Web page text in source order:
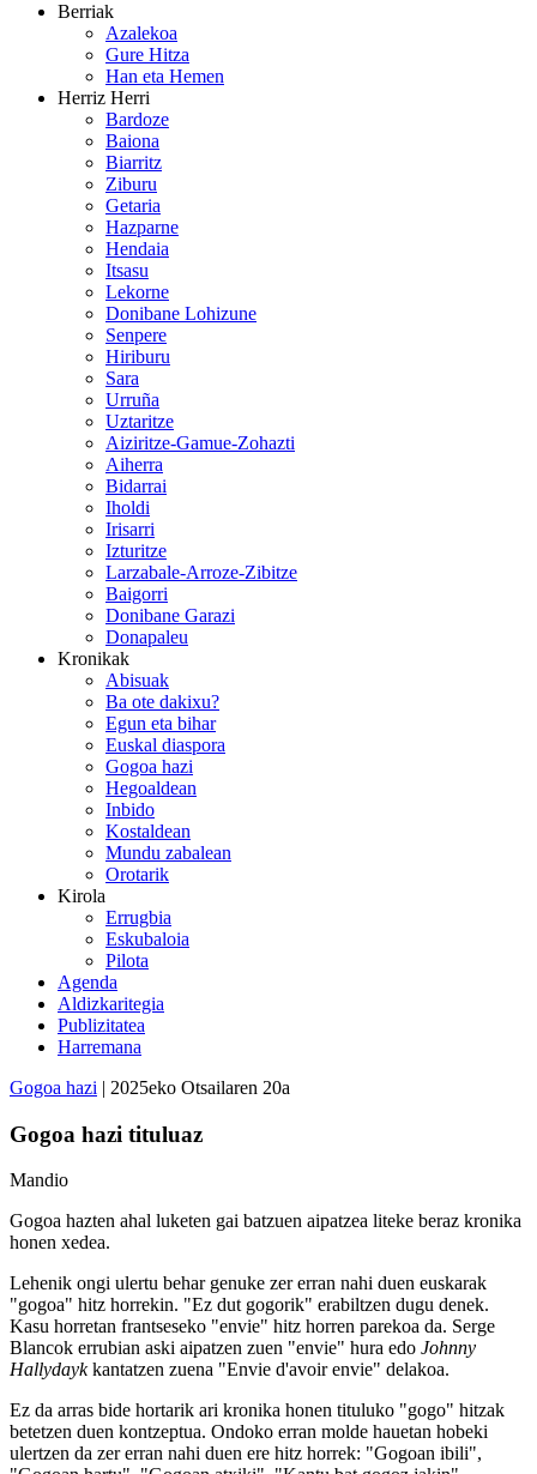
Berriak
Azalekoa
Gure Hitza
Han eta Hemen
Herriz Herri
Bardoze
Baiona
Biarritz
Ziburu
Getaria
Hazparne
Hendaia
Itsasu
Lekorne
Donibane Lohizune
Senpere
Hiriburu
Sara
Urruña
Uztaritze
Aiziritze-Gamue-Zohazti
Aiherra
Bidarrai
Iholdi
Irisarri
Izturitze
Larzabale-Arroze-Zibitze
Baigorri
Donibane Garazi
Donapaleu
Kronikak
Abisuak
Ba ote dakixu?
Egun eta bihar
Euskal diaspora
Gogoa hazi
Hegoaldean
Inbido
Kostaldean
Mundu zabalean
Orotarik
Kirola
Errugbia
Eskubaloia
Pilota
Agenda
Aldizkaritegia
Publizitatea
Harremana
Gogoa hazi | 2025eko Otsailaren 20a
Gogoa hazi tituluaz
Mandio
Gogoa hazten ahal luketen gai batzuen aipatzea liteke beraz kronika
honen xedea.
Lehenik ongi ulertu behar genuke zer erran nahi duen euskarak
"gogoa" hitz horrekin. "Ez dut gogorik" erabiltzen dugu denek.
Kasu horretan frantseseko "envie" hitz horren parekoa da. Serge
Blancok errubian aski aipatzen zuen "envie" hura edo Johnny
Hallydaykkantatzen zuena "Envie d'avoir envie" delakoa.
Ez da arras bide hortarik ari kronika honen tituluko "gogo" hitzak
betetzen duen kontzeptua. Ondoko erran molde hauetan hobeki
ulertzen da zer erran nahi duen ere hitz horrek: "Gogoan ibili",